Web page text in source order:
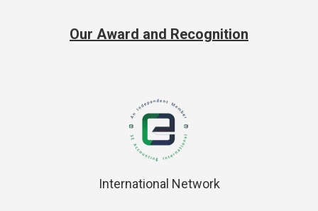
Our Award and Recognition
International Network